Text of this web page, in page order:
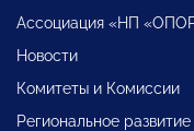
Ассоциация «НП
Новости
Комитеты и Комиссии
Региональное развитие